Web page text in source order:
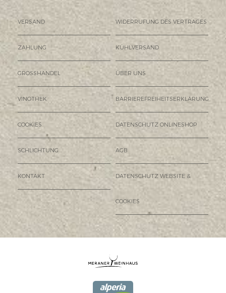
VERSAND WIDERRUFUNG DES VERTRAGES
ZAHLUNG KÜHLVERSAND
GROSSHANDEL ÜBER UNS
VINOTHEK BARRIEREFREIHEITSERKLÄRUNG
COOKIES DATENSCHUTZ ONLINESHOP
SCHLICHTUNG AGB
KONTAKT DATENSCHUTZ WEBSITE &
COOKIES